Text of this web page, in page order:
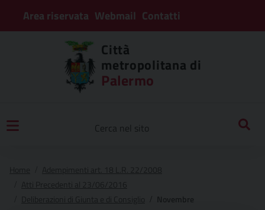
Area riservata Webmail Contatti
Città
metropolitana di
Palermo